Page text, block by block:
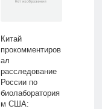
Китай
прокомментиров
ал
расследование
России по
биолаборатория
м США: